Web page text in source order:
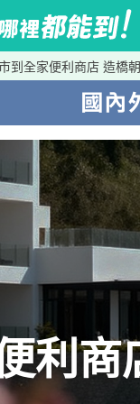
到全家便利商店 造橋
利商